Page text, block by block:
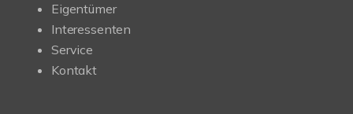
Eigentümer
Interessenten
Service
Kontakt